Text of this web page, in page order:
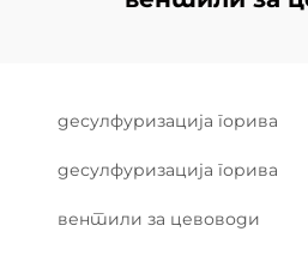
десулфуризација горива
десулфуризација горива
вентили за цевоводи